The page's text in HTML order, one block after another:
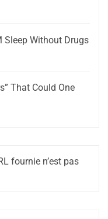
Sleep Without Drugs
That Could One
fournie n’est pas